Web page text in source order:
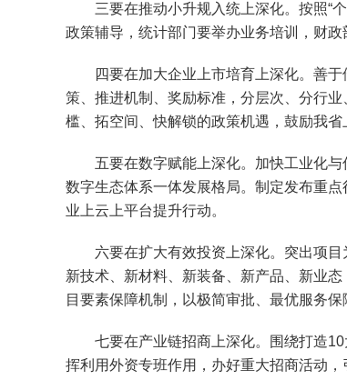
三要在推动小升规入统上深化。按照“个
政策辅导，统计部门要举办业务培训，财政
四要在加大企业上市培育上深化。善于
策、推进机制、奖励标准，分层次、分行
槛、拓空间、快解锁的政策机遇，鼓励我
五要在数字赋能上深化。加快工业化与
数字生态体系一体发展格局。制定发布重
业上云上平台提升行动。
六要在扩大有效投资上深化。突出项目为
新技术、新材料、新装备、新产品、新业
目要素保障机制，以极简审批、最优服务保
七要在产业链招商上深化。围绕打造10
挥利用外资专班作用，办好重大招商活动